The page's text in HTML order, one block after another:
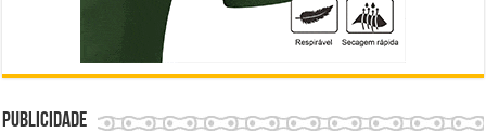
Publicidade